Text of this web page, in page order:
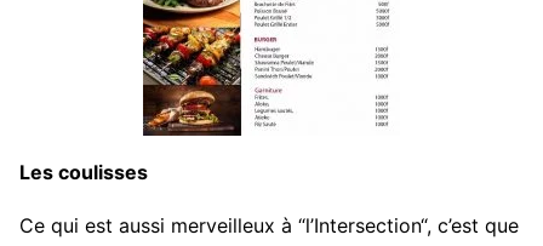
Les coulisses
Ce qui est aussi merveilleux à “l’Intersection“, c’est que